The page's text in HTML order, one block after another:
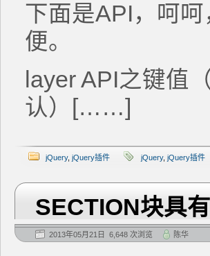
下面是API，呵
便。
layer API之键值
认）[……]
jQuery, jQuery插件 jQuery, jQuery插件
SECTION块具
2013年05月21日 6,648 次浏览 陈华